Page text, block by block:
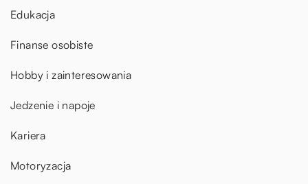
Edukacja
Finanse osobiste
Hobby i zainteresowania
Jedzenie i napoje
Kariera
Motoryzacja